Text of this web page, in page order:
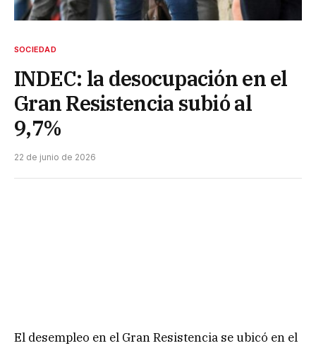
SOCIEDAD
INDEC: la desocupación en el
Gran Resistencia subió al
9,7%
22 de junio de 2026
El desempleo en el Gran Resistencia se ubicó en el